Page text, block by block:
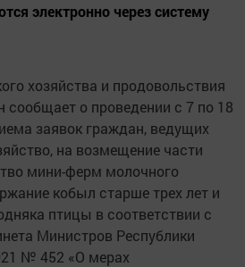
электронно через систему
хозяйства и продовольствия
сообщает о проведении с 7 по 18
заявок граждан, ведущих
на возмещение части
мини-ферм молочного
кобыл старше трех лет и
птицы в соответствии с
Министров Республики
№ 452 «О мерах